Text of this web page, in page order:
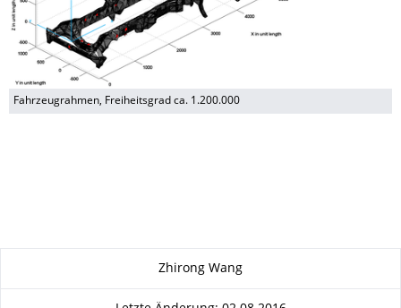
Fahrzeugrahmen, Freiheitsgrad ca. 1.200.000
Zhirong Wang